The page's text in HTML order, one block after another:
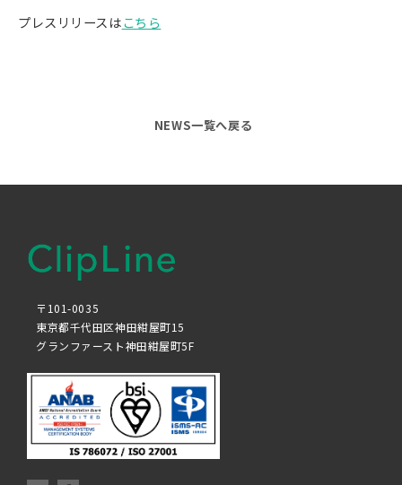
プレスリリースはこちら
NEWS一覧へ戻る
〒101-0035
東京都千代田区神田紺屋町15
グランファースト神田紺屋町5F